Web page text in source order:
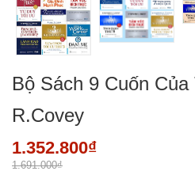
Bộ Sách 9 Cuốn
R.Covey
1.352.800₫
1.691.000₫